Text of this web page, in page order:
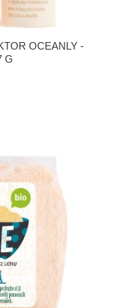
OCEANLY -
G